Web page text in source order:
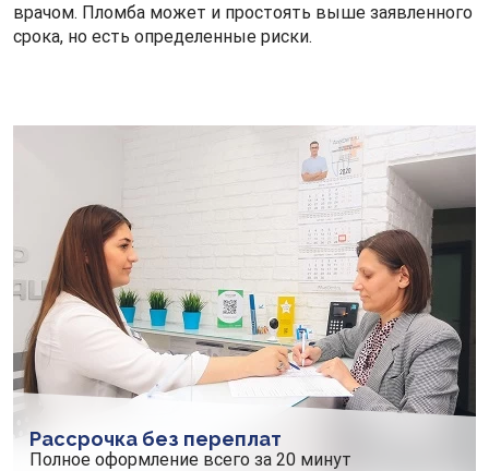
врачом. Пломба может и простоять выше заявленного
срока, но есть определенные риски.
Рассрочка без переплат
Полное оформление всего за 20 минут